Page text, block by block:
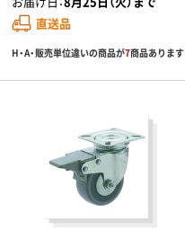
直送品
H・A・販売単位違いの商品が7商品あります